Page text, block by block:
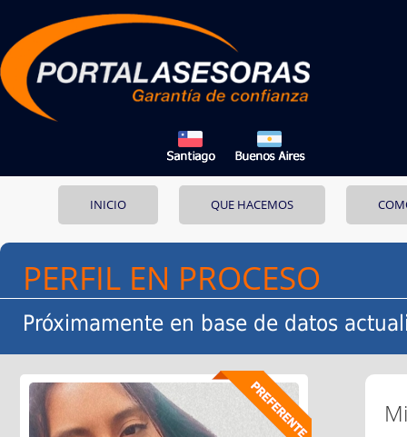
INICIO QUE HACEMOS
PERFIL EN PROCESO
Próximamente en base de datos